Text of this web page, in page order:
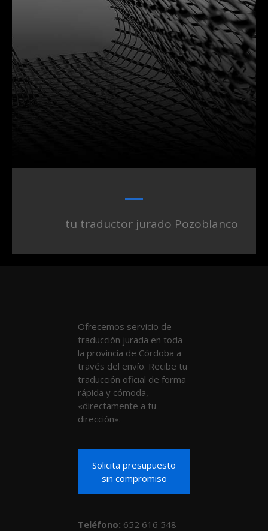
tu traductor jurado Pozoblanco
Ofrecemos servicio de
traducción jurada en toda
la provincia de Córdoba a
través del envío. Recibe tu
traducción oficial de forma
rápida y cómoda,
«directamente a tu
dirección».
Solicita presupuesto
sin compromiso
Teléfono: 652 616 548